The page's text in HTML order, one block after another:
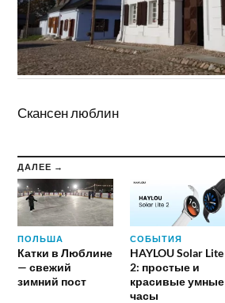
Скансен люблин
ДАЛЕЕ →
ПОЛЬША
Катки в Люблине
— свежий
зимний пост
СОБЫТИЯ
HAYLOU Solar Lite
2: простые и
красивые умные
часы